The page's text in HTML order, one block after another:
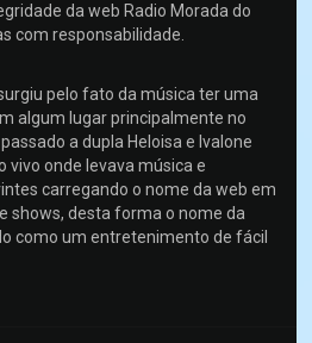
da web Radio Morada do
com responsabilidade.
pelo fato da música ter uma
algum lugar principalmente no
a dupla Heloisa e Ivalone
vivo onde levava música e
carregando o nome da web em
shows, desta forma o nome da
como um entretenimento de fácil